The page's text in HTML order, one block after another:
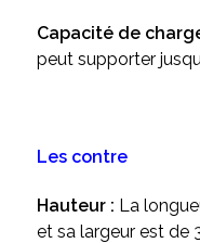
Capacité de
peut supporter
Les contre
Hauteur : La
et sa largeur est de